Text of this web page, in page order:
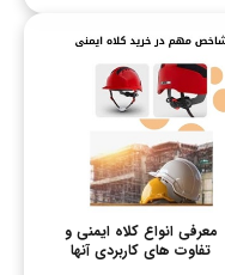
معرفی انواع کلاه ایمنی و
تفاوت های کاربردی آنها